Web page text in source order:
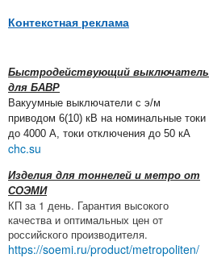
Контекстная реклама
Быстродействующий выключатель
для БАВР
Вакуумные выключатели с э/м
приводом 6(10) кВ на номинальные токи
до 4000 А, токи отключения до 50 кА
chc.su
Изделия для тоннелей и метро от
СОЭМИ
КП за 1 день. Гарантия высокого
качества и оптимальных цен от
российского производителя.
https://soemi.ru/product/metropoliten/